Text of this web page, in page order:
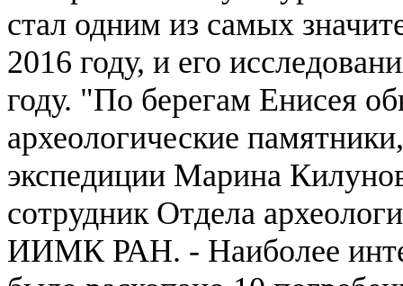
стал одним из самых
2016 году, и его
году. "По берегам Енисея
археологические
экспедиции Марина
сотрудник Отдела
ИИМК РАН. - Наиболее